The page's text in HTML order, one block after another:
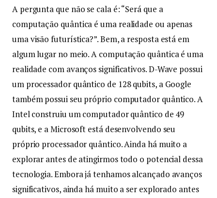
A pergunta que não se cala é: “Será que a
computação quântica é uma realidade ou apenas
uma visão futurística?”. Bem, a resposta está em
algum lugar no meio. A computação quântica é uma
realidade com avanços significativos. D-Wave possui
um processador quântico de 128 qubits, a Google
também possui seu próprio computador quântico. A
Intel construiu um computador quântico de 49
qubits, e a Microsoft está desenvolvendo seu
próprio processador quântico. Ainda há muito a
explorar antes de atingirmos todo o potencial dessa
tecnologia. Embora já tenhamos alcançado avanços
significativos, ainda há muito a ser explorado antes